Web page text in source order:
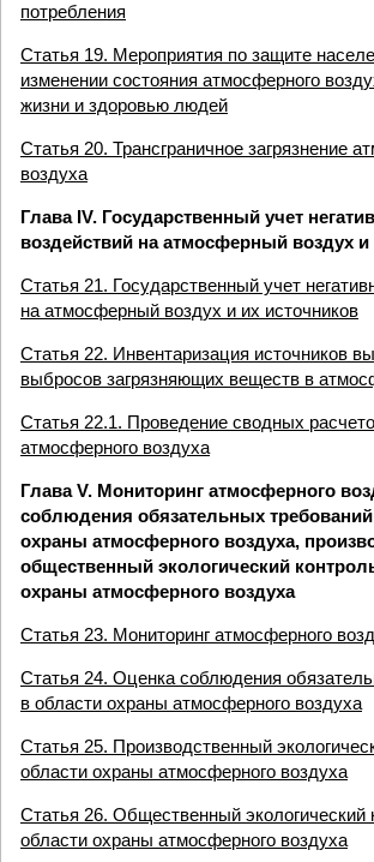
потребления
Статья 19. Мероприятия по защите
изменении состояния атмосферного
жизни и здоровью людей
Статья 20. Трансграничное загрязнение
воздуха
Глава IV. Государственный учет
воздействий на атмосферный воздух и
Статья 21. Государственный учет
на атмосферный воздух и их источников
Статья 22. Инвентаризация источников
выбросов загрязняющих веществ в
Статья 22.1. Проведение сводных
атмосферного воздуха
Глава V. Мониторинг атмосферного
соблюдения обязательных
охраны атмосферного воздуха,
общественный экологический
охраны атмосферного воздуха
Статья 23. Мониторинг атмосферного
Статья 24. Оценка соблюдения
в области охраны атмосферного воздуха
Статья 25. Производственный
области охраны атмосферного воздуха
Статья 26. Общественный экологический
области охраны атмосферного воздуха